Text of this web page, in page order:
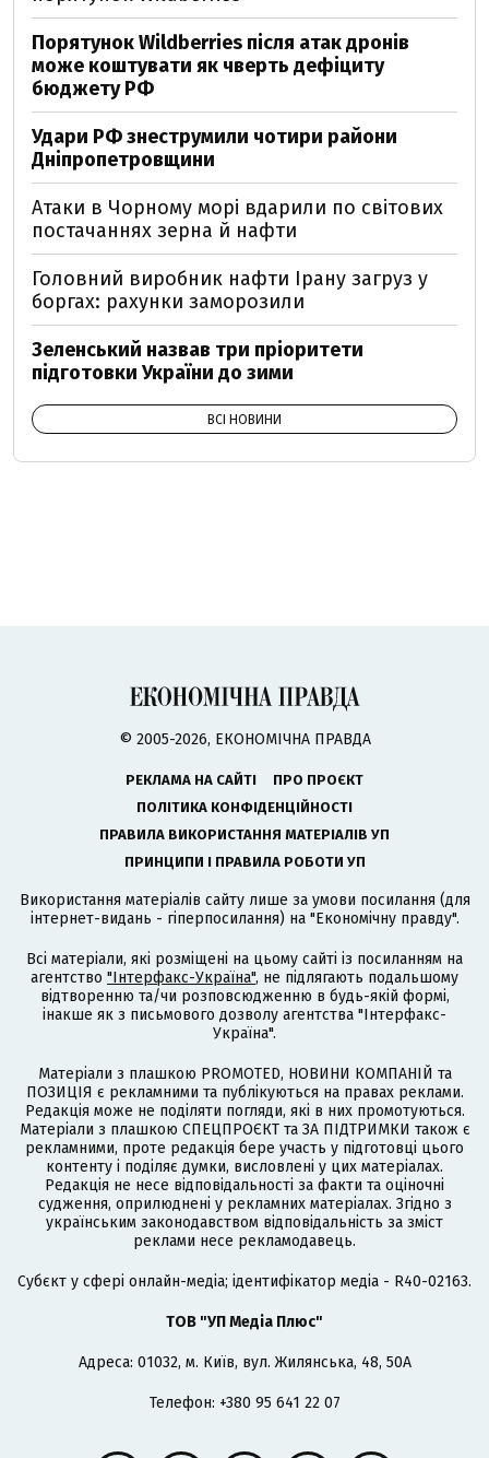
Порятунок Wildberries після атак дронів
може коштувати як чверть дефіциту
бюджету РФ
Удари РФ знеструмили чотири райони
Дніпропетровщини
Атаки в Чорному морі вдарили по світових
постачаннях зерна й нафти
Головний виробник нафти Ірану загруз у
боргах: рахунки заморозили
Зеленський назвав три пріоритети
підготовки України до зими
ВСІ НОВИНИ
© 2005-2026, ЕКОНОМІЧНА ПРАВДА
РЕКЛАМА НА САЙТІ
ПРО ПРОЄКТ
ПОЛІТИКА КОНФІДЕНЦІЙНОСТІ
ПРАВИЛА ВИКОРИСТАННЯ МАТЕРІАЛІВ УП
ПРИНЦИПИ І ПРАВИЛА РОБОТИ УП
Використання матеріалів сайту лише за умови посилання (для
інтернет-видань - гіперпосилання) на "Економічну правду".
Всі матеріали, які розміщені на цьому сайті із посиланням на
агентство "Інтерфакс-Україна", не підлягають подальшому
відтворенню та/чи розповсюдженню в будь-якій формі,
інакше як з письмового дозволу агентства "Інтерфакс-
Україна".
Матеріали з плашкою PROMOTED, НОВИНИ КОМПАНІЙ та
ПОЗИЦІЯ є рекламними та публікуються на правах реклами.
Редакція може не поділяти погляди, які в них промотуються.
Матеріали з плашкою СПЕЦПРОЄКТ та ЗА ПІДТРИМКИ також є
рекламними, проте редакція бере участь у підготовці цього
контенту і поділяє думки, висловлені у цих матеріалах.
Редакція не несе відповідальності за факти та оціночні
судження, оприлюднені у рекламних матеріалах. Згідно з
українським законодавством відповідальність за зміст
реклами несе рекламодавець.
Cубєкт у сфері онлайн-медіа; ідентифікатор медіа - R40-02163.
ТОВ "УП Медіа Плюс"
Адреса: 01032, м. Київ, вул. Жилянська, 48, 50А
Телефон: +380 95 641 22 07